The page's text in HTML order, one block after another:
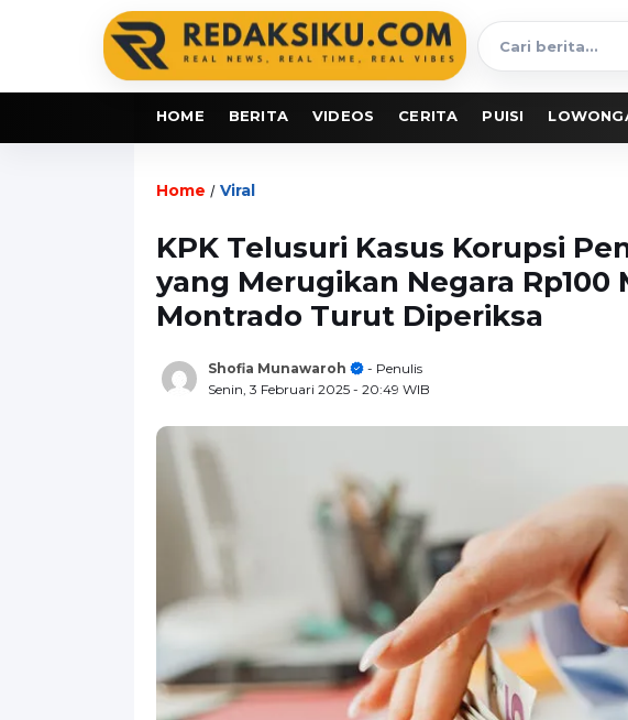
Cari
berita
HOME BERITA VIDEOS CERITA PUISI
Home / Viral
KPK Telusuri Kasus Korupsi
yang Merugikan Negara Rp100
Montrado Turut Diperiksa
Shofia Munawaroh
- Penulis
Senin, 3 Februari 2025 - 20:49 WIB